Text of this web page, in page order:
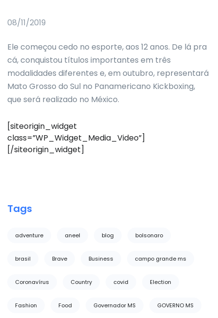
08/11/2019
Ele começou cedo no esporte, aos 12 anos. De lá pra
cá, conquistou títulos importantes em três
modalidades diferentes e, em outubro, representará
Mato Grosso do Sul no Panamericano Kickboxing,
que será realizado no México.
[siteorigin_widget
class=”WP_Widget_Media_Video”]
[/siteorigin_widget]
Tags
adventure aneel blog bolsonaro
brasil Brave Business campo grande ms
Coronavírus Country covid Election
Fashion Food Governador MS GOVERNO MS